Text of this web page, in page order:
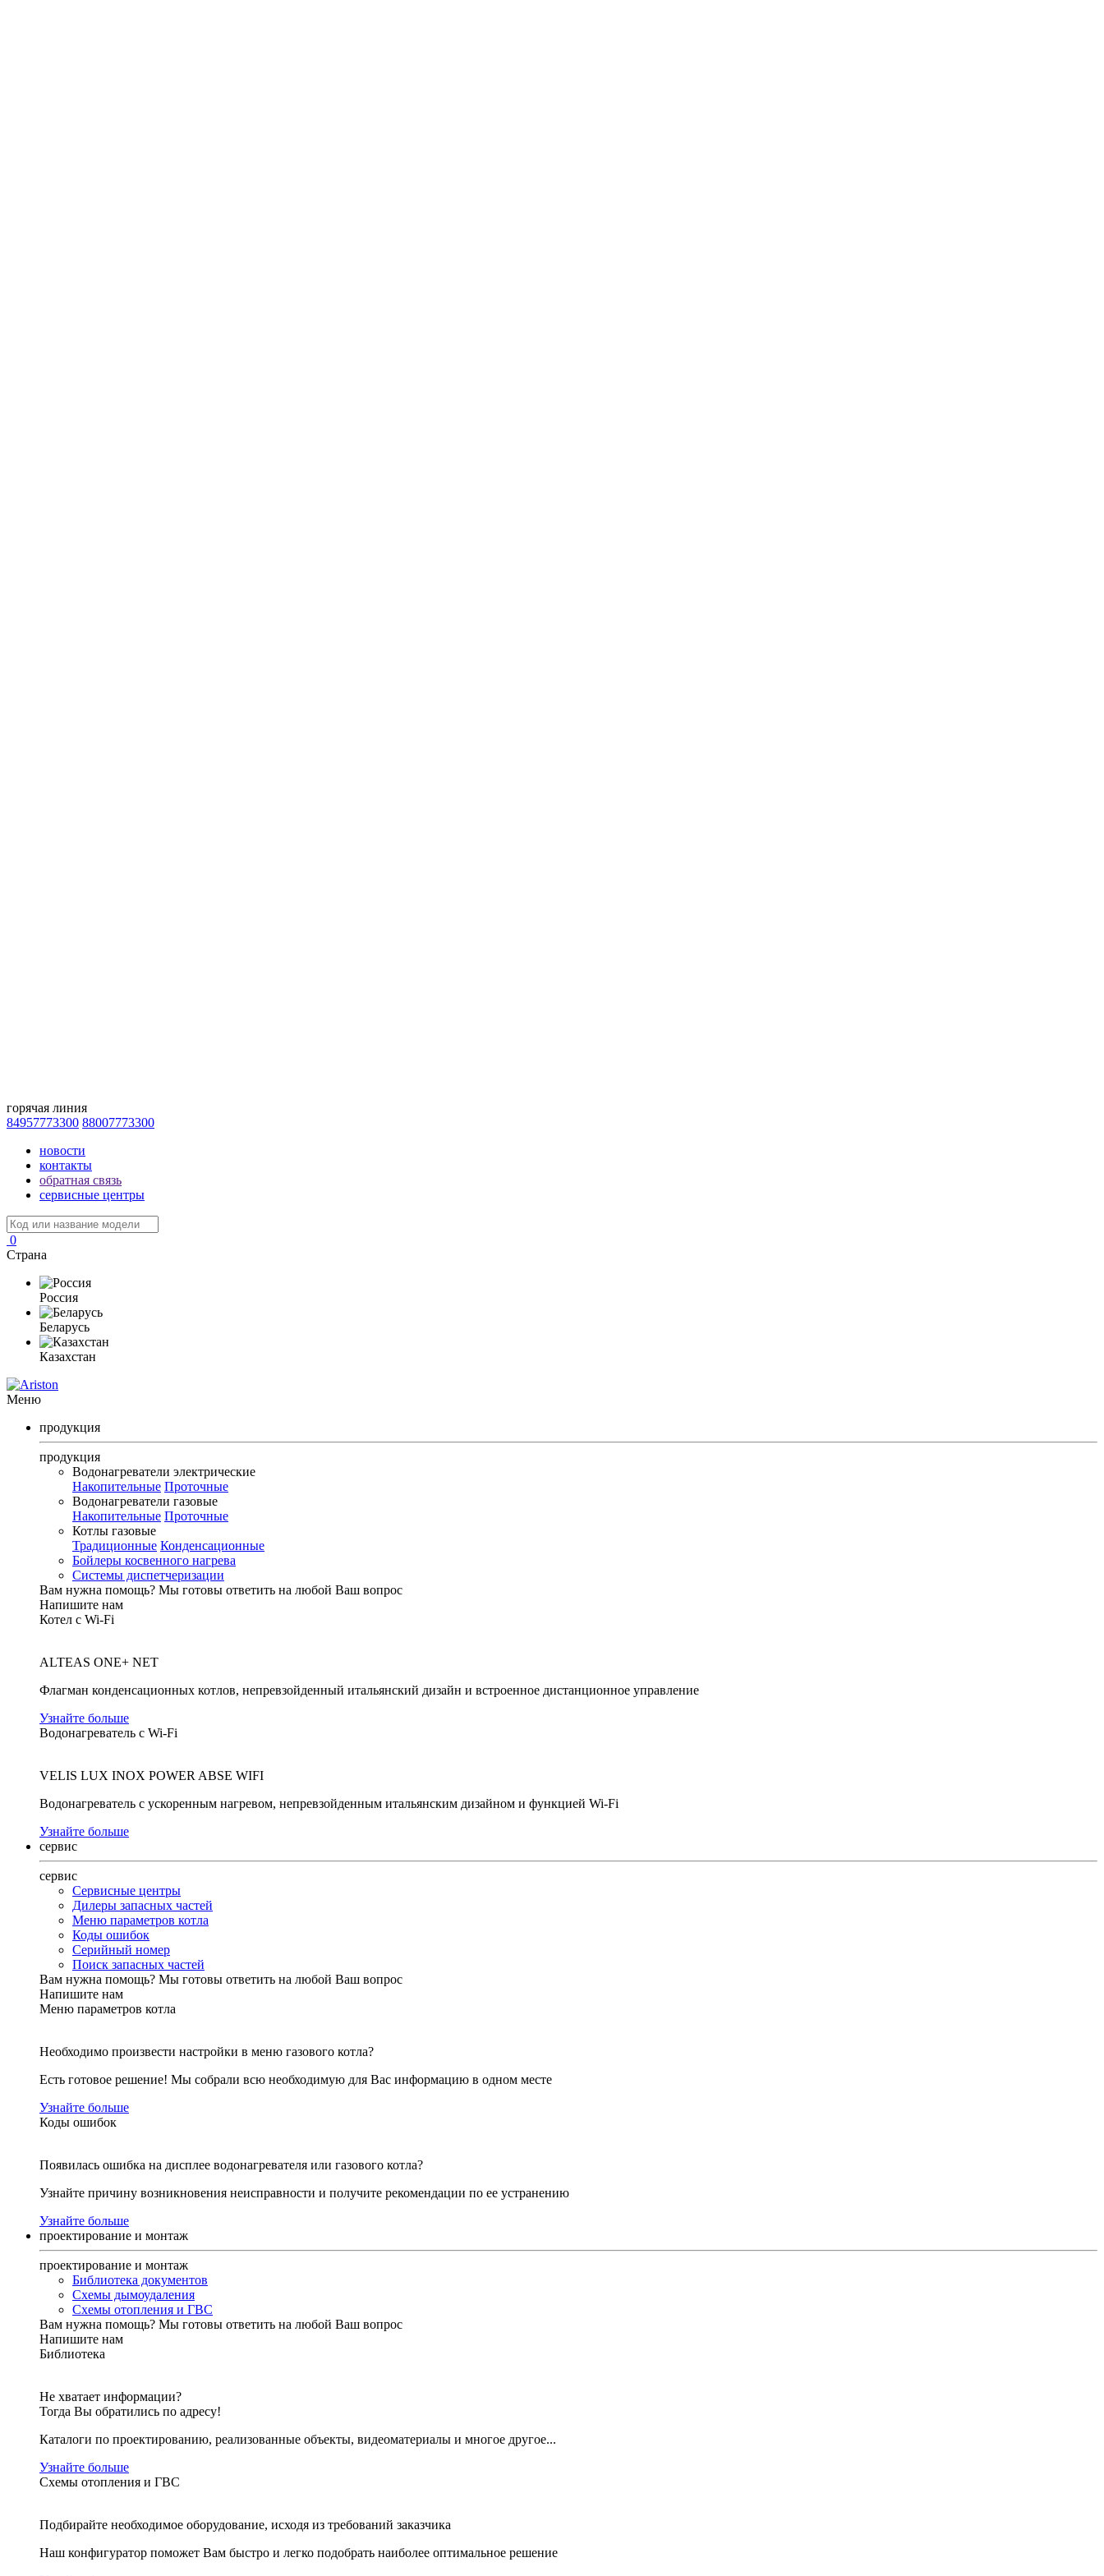
горячая линия
84957773300 88007773300
новости
контакты
обратная связь
сервисные центры
0
Страна
Россия
Беларусь
Казахстан
Меню
продукция
продукция
Водонагреватели электрические
Накопительные Проточные
Водонагреватели газовые
Накопительные Проточные
Котлы газовые
Традиционные Конденсационные
Бойлеры косвенного нагрева
Системы диспетчеризации
Вам нужна помощь? Мы готовы ответить на любой Ваш вопрос
Напишите нам
Котел с Wi-Fi
ALTEAS ONE+ NET
Флагман конденсационных котлов, непревзойденный итальянский дизайн и встроенное дистанционное управление
Узнайте больше
Водонагреватель с Wi-Fi
VELIS LUX INOX POWER ABSE WIFI
Водонагреватель с ускоренным нагревом, непревзойденным итальянским дизайном и функцией Wi-Fi
Узнайте больше
сервис
сервис
Сервисные центры
Дилеры запасных частей
Меню параметров котла
Коды ошибок
Серийный номер
Поиск запасных частей
Вам нужна помощь? Мы готовы ответить на любой Ваш вопрос
Напишите нам
Меню параметров котла
Необходимо произвести настройки в меню газового котла?
Есть готовое решение! Мы собрали всю необходимую для Вас информацию в одном месте
Узнайте больше
Коды ошибок
Появилась ошибка на дисплее водонагревателя или газового котла?
Узнайте причину возникновения неисправности и получите рекомендации по ее устранению
Узнайте больше
проектирование и монтаж
проектирование и монтаж
Библиотека документов
Схемы дымоудаления
Схемы отопления и ГВС
Вам нужна помощь? Мы готовы ответить на любой Ваш вопрос
Напишите нам
Библиотека
Не хватает информации?
Тогда Вы обратились по адресу!
Каталоги по проектированию, реализованные объекты, видеоматериалы и многое другое...
Узнайте больше
Схемы отопления и ГВС
Подбирайте необходимое оборудование, исходя из требований заказчика
Наш конфигуратор поможет Вам быстро и легко подобрать наиболее оптимальное решение